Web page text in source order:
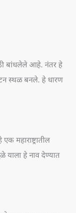
बांधलेले आहे. नंतर हे
स्थळ बनले. हे धारण
महाराष्ट्रातील
याला हे नाव देण्यात